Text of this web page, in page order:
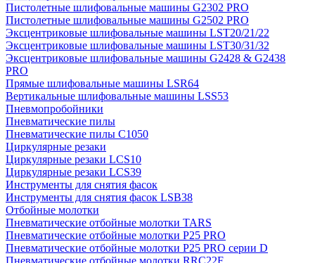
Пистолетные шлифовальные машины G2302 PRO
Пистолетные шлифовальные машины G2502 PRO
Эксцентриковые шлифовальные машины LST20/21/22
Эксцентриковые шлифовальные машины LST30/31/32
Эксцентриковые шлифовальные машины G2428 & G2438
PRO
Прямые шлифовальные машины LSR64
Вертикальные шлифовальные машины LSS53
Пневмопробойники
Пневматические пилы
Пневматические пилы C1050
Циркулярные резаки
Циркулярные резаки LCS10
Циркулярные резаки LCS39
Инструменты для снятия фасок
Инструменты для снятия фасок LSB38
Отбойные молотки
Пневматические отбойные молотки TARS
Пневматические отбойные молотки P25 PRO
Пневматические отбойные молотки P25 PRO серии D
Пневматические отбойные молотки RRC22F